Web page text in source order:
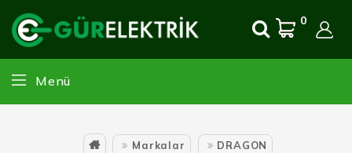
0
Menü
Markalar DRAGON